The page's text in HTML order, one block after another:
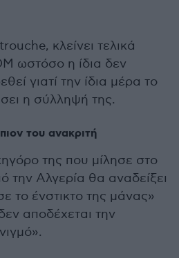
κλείνει τελικά
ωστόσο η ίδια δεν
γιατί την ίδια μέρα το
η σύλληψή της.
του ανακριτή
της που μίλησε στο
την Αλγερία θα αναδείξει
το ένστικτο της μάνας»
αποδέχεται την